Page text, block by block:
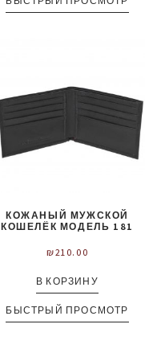
КОЖАНЫЙ МУЖСКОЙ
КОШЕЛЁК МОДЕЛЬ 181
₪210.00
В КОРЗИНУ
БЫСТРЫЙ ПРОСМОТР